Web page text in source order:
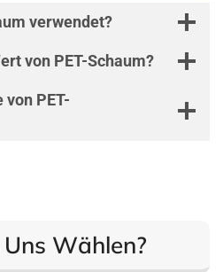
verwendet?
von PET-Schaum?
PET-
Wählen?